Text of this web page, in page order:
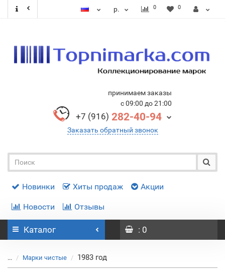
р. 0 0
принимаем заказы
с 09:00 до 21:00
+7 (916) 282-40-94
Заказать обратный звонок
Новинки Хиты продаж Акции
Новости Отзывы
Каталог : 0
... Марки чистые 1983 год